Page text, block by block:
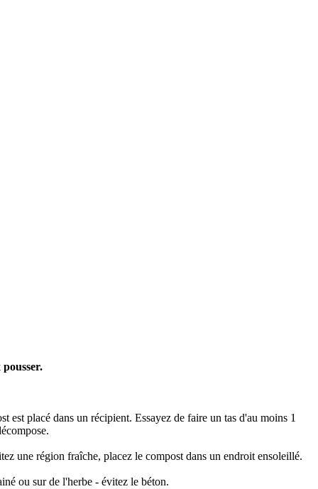
placé dans un récipient. Essayez de faire un tas d'au moins 1
une région fraîche, placez le compost dans un endroit ensoleillé.
ou sur de l'herbe - évitez le béton.